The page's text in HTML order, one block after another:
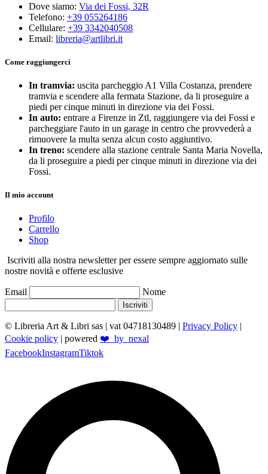
Dove siamo: Via dei Fossi, 32R
Telefono: +39 055264186
Cellulare: +39 3342040508
Email: libreria@artlibri.it
Come raggiungerci
In tramvia: uscita parcheggio A1 Villa Costanza, prendere
tramvia e scendere alla fermata Stazione, da li proseguire a
piedi per cinque minuti in direzione via dei Fossi.
In auto: entrare a Firenze in Ztl, raggiungere via dei Fossi e
parcheggiare l'auto in un garage in centro che provvederà a
rimuovere la multa senza alcun costo aggiuntivo.
In treno: scendere alla stazione centrale Santa Maria Novella,
da li proseguire a piedi per cinque minuti in direzione via dei
Fossi.
Il mio account
Profilo
Carrello
Shop
Iscriviti alla nostra newsletter per essere sempre aggiornato sulle
nostre novità e offerte esclusive
Email Nome
Iscriviti
© Libreria Art & Libri sas | vat 04718130489 | Privacy Policy
Cookie policy | powered ❤️_by_nexal
FacebookInstagramTiktok